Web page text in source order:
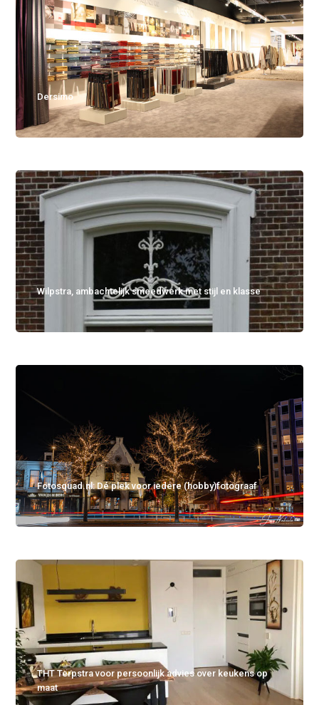
Dersimo
Wilpstra, ambachtelijk smeedwerk met stijl en klasse
Fotosquad.nl: Dé plek voor iedere (hobby)fotograaf
THT Terpstra voor persoonlijk advies over keukens op
maat